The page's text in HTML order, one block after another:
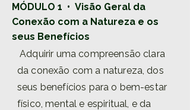
MÓDULO 1 • Visão Geral da
Conexão com a Natureza e os
seus Benefícios
Adquirir uma compreensão clara
da conexão com a natureza, dos
seus benefícios para o bem-estar
físico, mental e espiritual, e da